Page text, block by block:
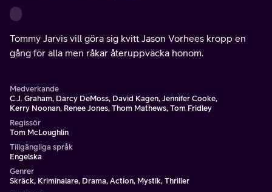
Tommy Jarvis vill göra sig kvitt Jason Vorhees kropp en
gång för alla men råkar återuppväcka honom.
Medverkande
C.J. Graham, Darcy DeMoss, David Kagen, Jennifer Cooke,
Kerry Noonan, Renee Jones, Thom Mathews, Tom Fridley
Regissör
Tom McLoughlin
Tillgängliga språk
Engelska
Genrer
Skräck, Kriminalare, Drama, Action, Mystik, Thriller